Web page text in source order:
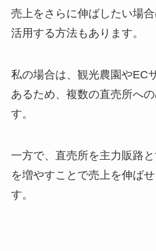
売上をさらに伸ばしたい場
活用する方法もあります。
私の場合は、観光農園やEC
あるため、複数の直売所へ
す。
一方で、直売所を主力販路
を増やすことで売上を伸ば
す。